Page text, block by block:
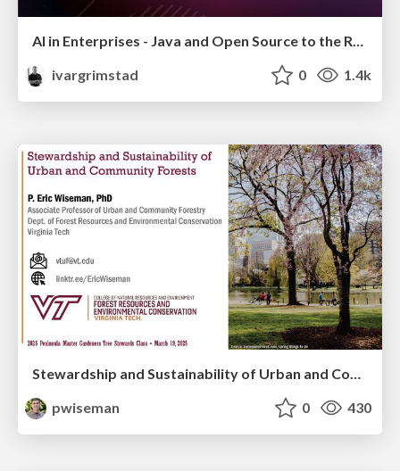
AI in Enterprises - Java and Open Source to the Rescue
ivargrimstad
0 1.4k
Stewardship and Sustainability of Urban and Community Forests
pwiseman
0 430